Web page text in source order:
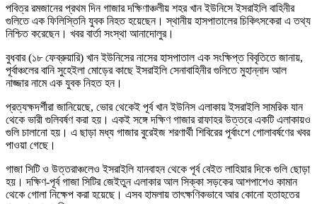
পবিত্র রমজানের প্রথম দিন গাজার দক্ষিণাঞ্চলীয় শহর খান ইউনিসে ইসরাইলি বাহিনীর
গুলিতে এক ফিলিস্তিনি যুবক নিহত হয়েছেন। স্থানীয় হাসপাতালের চিকিৎসকেরা এ তথ্য
নিশ্চিত করেছেন। খবর বার্তা সংস্থা আনাদোলুর।
বুধবার (১৮ ফেব্রুয়ারি) খান ইউনিসের নাসের হাসপাতাল এক সংক্ষিপ্ত বিবৃতিতে জানায়,
পূর্বাঞ্চলের বানি সুহেইলা মোড়ের কাছে ইসরাইলি সেনাবাহিনীর গুলিতে মুহান্নাদ আল
নাজ্জার নামে এক যুবক নিহত হন।
প্রত্যক্ষদর্শীরা জানিয়েছে, ভোর থেকেই পূর্ব খান ইউনিস এলাকায় ইসরাইলি সামরিক যান
থেকে ভারী গুলিবর্ষণ করা হয়। একই সঙ্গে দক্ষিণ গাজার রাফাহর উত্তরে একটি এলাকায়ও
গুলি চালানো হয়। এ ছাড়া মধ্য গাজার বুরেইজ শরণার্থী শিবিরের পূর্বাংশে গোলাবর্ষণের খবর
পাওয়া গেছে।
গাজা সিটি ও উত্তরাঞ্চলেও ইসরাইলি যানবাহন থেকে পূর্ব বেইত লাহিয়ার দিকে গুলি ছোড়া
হয়। দক্ষিণ-পূর্ব গাজা সিটির জেইতুন এলাকার আল সিক্কা সড়কের আশপাশেও কামান
থেকে গোলা নিক্ষেপ করা হয়েছে। এসব হামলায় তাৎক্ষণিকভাবে আর কোনো হতাহতের